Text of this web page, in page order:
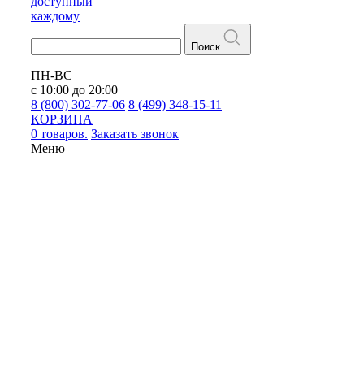
каждому
Поиск
ПН-ВС
с 10:00 до 20:00
8 (800) 302-77-06 8 (499) 348-15-11
КОРЗИНА
0 товаров. Заказать звонок
Меню